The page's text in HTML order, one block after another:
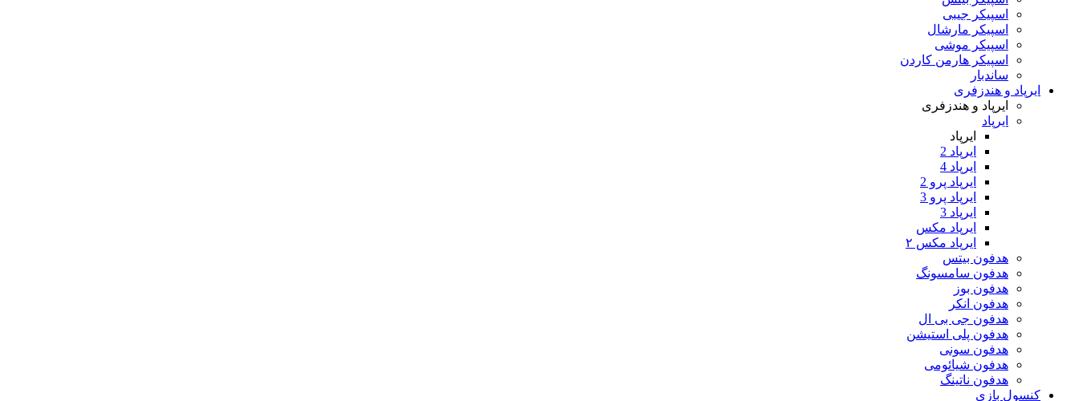
اسپیکر جیبی
اسپیکر مارشال
اسپیکر موشی
اسپیکر هارمن کاردن
ساندبار
ایرپاد و هندزفری
ایرپاد و هندزفری
ایرپاد
ایرپاد
ایرپاد 2
ایرپاد 4
ایرپاد پرو 2
ایرپاد پرو 3
ایرپاد 3
ایرپاد مکس
ایرپاد مکس ۲
هدفون بیتس
هدفون سامسونگ
هدفون بوز
هدفون انکر
هدفون جی بی ال
هدفون پلی استیشن
هدفون سونی
هدفون شیائومی
هدفون ناتینگ
کنسول بازی